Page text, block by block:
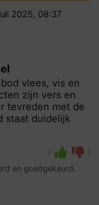
2025, 08:37
vlees, vis en
zijn vers en
tevreden met de
staat duidelijk
0 0
en goedgekeurd.